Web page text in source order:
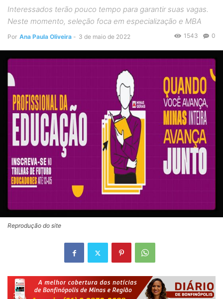
Interessados terão pouco tempo para garantir suas vagas.
Neste momento, seleção foca em especialização e MBA
Por Ana Paula Oliveira - 3 de maio de 2022 0
1543
Reprodução do site